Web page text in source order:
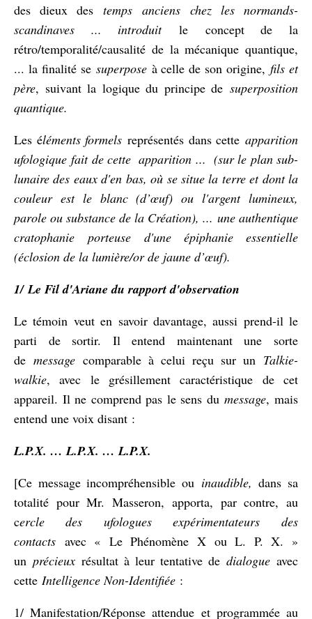
des dieux destemps anciens chez les normands-
scandinaves ... introduit le concept de la
rétro/temporalité/causalité de la mécanique quantique,
... la finalité sesuperposeà celle de son origine,fils et
père, suivant la logique du principe de superposition
quantique.
Les éléments formels représentés dans cetteapparition
ufologique fait de cette apparition ... (sur le plan sub-
lunaire des eaux d'en bas, où se situe la terre et dont la
couleur est le blanc (d’œuf) ou l'argent lumineux,
parole ou substance de la Création), ... une authentique
cratophanie porteuse d'une épiphanie essentielle
(éclosion de la lumière/or de jaune d’œuf).
1/ Le Fil d'Ariane du rapport d'observation
Le témoin veut en savoir davantage, aussi prend-il le
parti de sortir. Il entend maintenant une sorte
de message comparable à celui reçu sur un Talkie-
walkie, avec le grésillement caractéristique de cet
appareil. Il ne comprend pas le sens dumessage, mais
entend une voix disant :
L.P.X. … L.P.X. … L.P.X.
[Ce message incompréhensible ou inaudible, dans sa
totalité pour Mr. Masseron, apporta, par contre, au
cercle des ufologues expérimentateurs
des
contacts avec « Le Phénomène X ou L. P. X. »
un précieux résultat à leur tentative de dialogue avec
cette Intelligence Non-Identifiée :
1/ Manifestation/Réponse attendue et programmée au